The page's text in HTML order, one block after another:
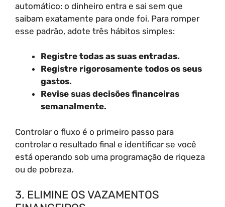
automático: o dinheiro entra e sai sem que
saibam exatamente para onde foi. Para romper
esse padrão, adote três hábitos simples:
Registre todas as suas entradas.
Registre rigorosamente todos os seus
gastos.
Revise suas decisões financeiras
semanalmente.
Controlar o fluxo é o primeiro passo para
controlar o resultado final e identificar se você
está operando sob uma programação de riqueza
ou de pobreza.
3. ELIMINE OS VAZAMENTOS